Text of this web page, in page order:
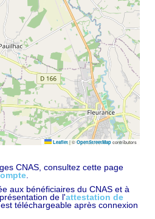
Leaflet |© OpenStreetMap contributors
CNAS, consultez cette page
.
aux bénéficiaires du CNAS et à
de l'attestation de
téléchargeable après connexion